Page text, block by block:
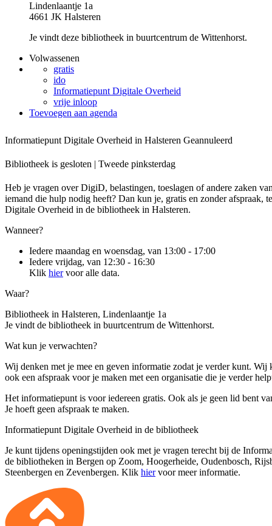
Lindenlaantje 1a
4661 JK Halsteren
Je vindt deze bibliotheek in buurtcentrum de Wittenhorst.
Volwassenen
gratis
ido
Informatiepunt Digitale Overheid
vrije inloop
Toevoegen aan agenda
Informatiepunt Digitale Overheid in Halsteren Geannuleerd
Bibliotheek is gesloten | Tweede pinksterdag
Heb je vragen over DigiD, belastingen, toeslagen of andere zaken
iemand die hulp nodig heeft? Dan kun je, gratis en zonder afspraak,
Digitale Overheid in de bibliotheek in Halsteren.
Wanneer?
Iedere maandag en woensdag, van 13:00 - 17:00
Iedere vrijdag, van 12:30 - 16:30
Klik hiervoor alle data.
Waar?
Bibliotheek in Halsteren, Lindenlaantje 1a
Je vindt de bibliotheek in buurtcentrum de Wittenhorst.
Wat kun je verwachten?
Wij denken met je mee en geven informatie zodat je verder kunt. Wij
ook een afspraak voor je maken met een organisatie die je verder
Het informatiepunt is voor iedereen gratis. Ook als je geen lid bent
Je hoeft geen afspraak te maken.
Informatiepunt Digitale Overheid in de bibliotheek
Je kunt tijdens openingstijden ook met je vragen terecht bij de
de bibliotheken in Bergen op Zoom, Hoogerheide, Oudenbosch,
Steenbergen en Zevenbergen. Klik hiervoor meer informatie.